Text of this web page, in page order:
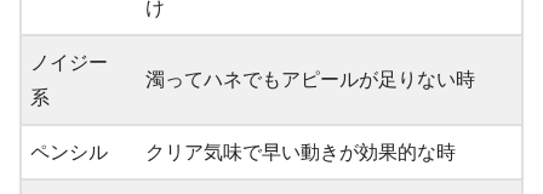
け
ノイジー
系
濁ってハネでもアピールが足りない時
ペンシル クリア気味で早い動きが効果的な時